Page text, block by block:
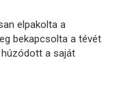
elpakolta a
bekapcsolta a tévét
húzódott a saját